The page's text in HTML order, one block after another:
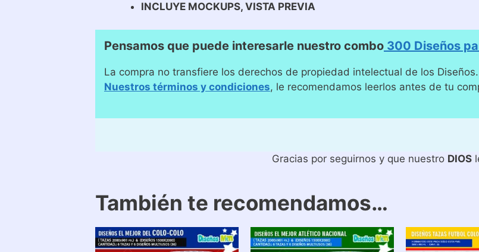
INCLUYE MOCKUPS, VISTA PREVIA
Pensamos que puede interesarle nuestro combo 300 Diseños
La compra no transfiere los derechos de propiedad intelectual de los Diseños.
Nuestros términos y condiciones, le recomendamos leerlos antes de tu
Gracias por seguirnos y que nuestro DIOS
También te recomendamos…